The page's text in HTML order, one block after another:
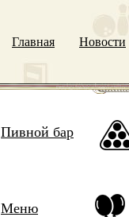
Главная Новости
Пивной бар
Меню